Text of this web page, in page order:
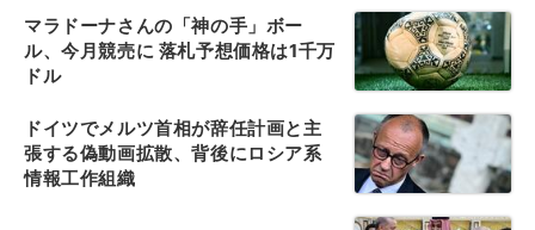
マラドーナさんの「神の手」ボー
ル、今月競売に 落札予想価格は1千万
ドル
ドイツでメルツ首相が辞任計画と主
張する偽動画拡散、背後にロシア系
情報工作組織